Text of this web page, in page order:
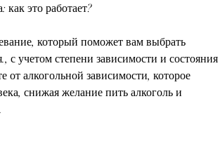
как это работает?
который поможет вам выбрать
с учетом степени зависимости и состояния
от алкогольной зависимости, которое
снижая желание пить алкоголь и